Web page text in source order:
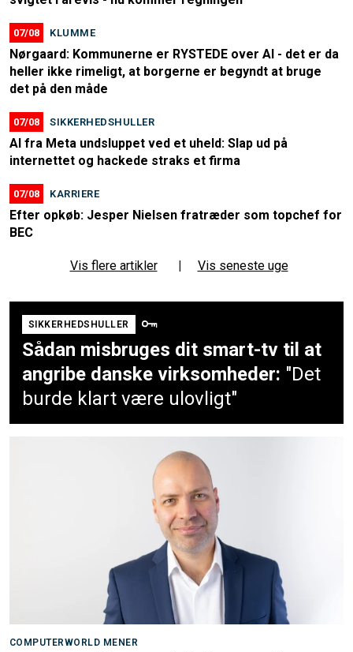
07/08 KLUMME
Nørgaard: Kommunerne er RYSTEDE over AI - det er da
heller ikke rimeligt, at borgerne er begyndt at bruge
det på den måde
07/08 SIKKERHEDSHULLER
AI fra Meta undsluppet ved et uheld: Slap ud på
internettet og hackede straks et firma
07/08 KARRIERE
Efter opkøb: Jesper Nielsen fratræder som topchef for
BEC
Vis flere artikler | Vis seneste uge
SIKKERHEDSHULLER
Sådan misbruges dit smart-tv til at
angribe danske virksomheder: "Det
burde klart være ulovligt"
COMPUTERWORLD MENER